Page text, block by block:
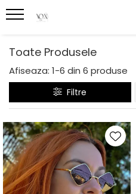
Toate Produsele
Afiseaza: 1-6 din 6 produse
Filtre